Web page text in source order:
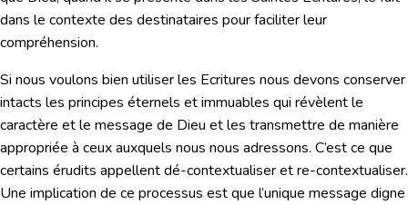
dans le contexte des destinataires pour faciliter leur
compréhension.
Si nous voulons bien utiliser les Ecritures nous devons conserver
intacts les principes éternels et immuables qui révèlent le
caractère et le message de Dieu et les transmettre de manière
appropriée à ceux auxquels nous nous adressons. C’est ce que
certains érudits appellent dé-contextualiser et re-contextualiser.
Une implication de ce processus est que l’unique message digne